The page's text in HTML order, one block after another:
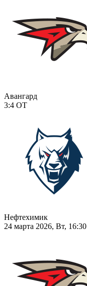
Авангард
3:4 ОТ
Нефтехимик
24 марта 2026, Вт, 16:30